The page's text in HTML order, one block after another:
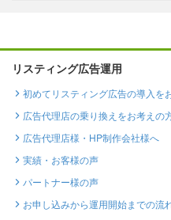
リスティング広告運用
初めてリスティング広告の導入を
広告代理店の乗り換えをお考えの
広告代理店様・HP制作会社様へ
実績・お客様の声
パートナー様の声
お申し込みから運用開始までの流